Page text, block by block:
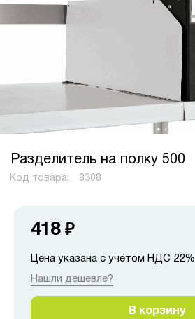
Разделитель на полку 500
Код товара: 8308
418 ₽
Цена указана с учётом НДС 22%
Нашли дешевле?
В корзину